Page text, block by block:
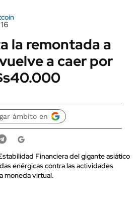
la remontada a
a caer por
ámbito en
Financiera del gigante asiático
enérgicas contra las actividades
moneda virtual.